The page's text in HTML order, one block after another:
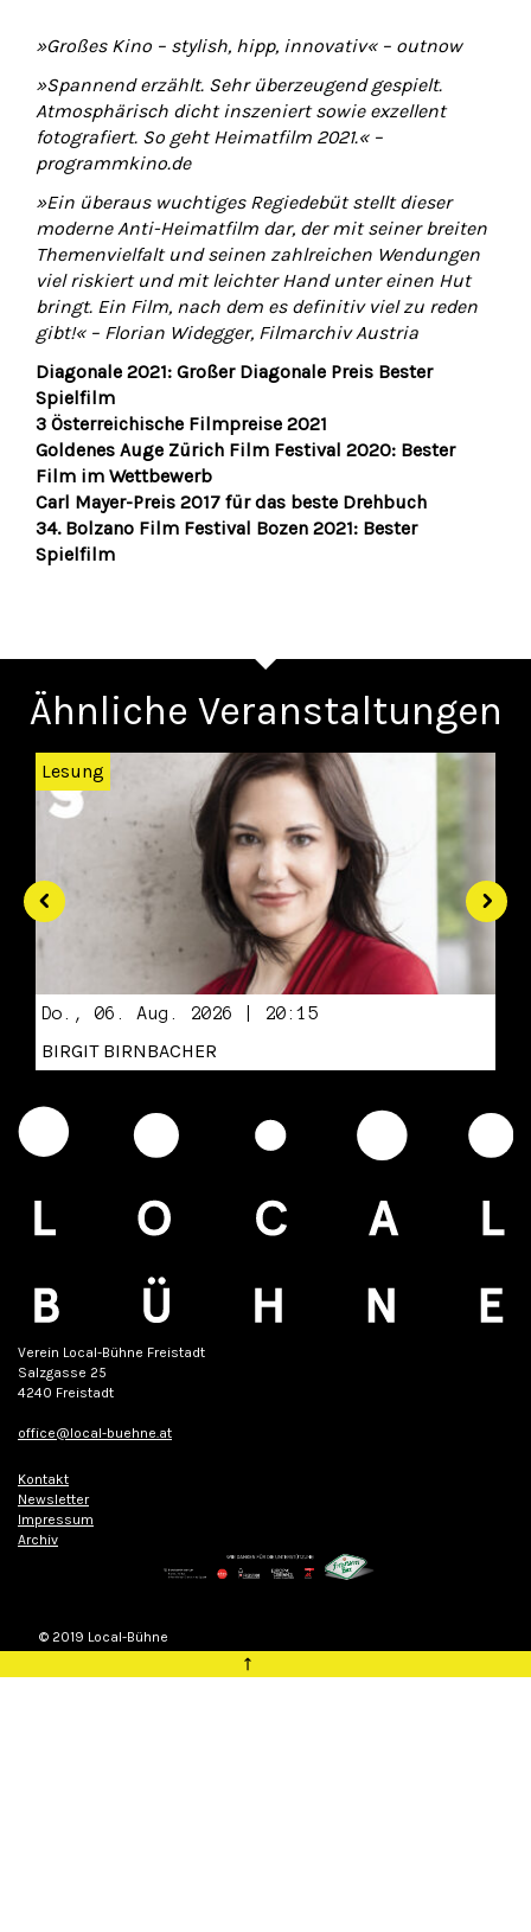
»Großes Kino – stylish, hipp, innovativ« – outnow
»Spannend erzählt. Sehr überzeugend gespielt.
Atmosphärisch dicht inszeniert sowie exzellent
fotografiert. So geht Heimatfilm 2021.« –
programmkino.de
»Ein überaus wuchtiges Regiedebüt stellt dieser
moderne Anti-Heimatfilm dar, der mit seiner breiten
Themenvielfalt und seinen zahlreichen Wendungen
viel riskiert und mit leichter Hand unter einen Hut
bringt. Ein Film, nach dem es definitiv viel zu reden
gibt!« – Florian Widegger, Filmarchiv Austria
Diagonale 2021: Großer Diagonale Preis Bester
Spielfilm
3 Österreichische Filmpreise 2021
Goldenes Auge Zürich Film Festival 2020: Bester
Film im Wettbewerb
Carl Mayer-Preis 2017 für das beste Drehbuch
34. Bolzano Film Festival Bozen 2021: Bester
Spielfilm
Ähnliche Veranstaltungen
Zurück
Lesung
Do., 06. Aug. 2026 | 20:15
BIRGIT BIRNBACHER
Verein Local-Bühne Freistadt
Salzgasse 25
4240 Freistadt
office@local-buehne.at
Kontakt
Newsletter
Impressum
Archiv
© 2019 Local-Bühne